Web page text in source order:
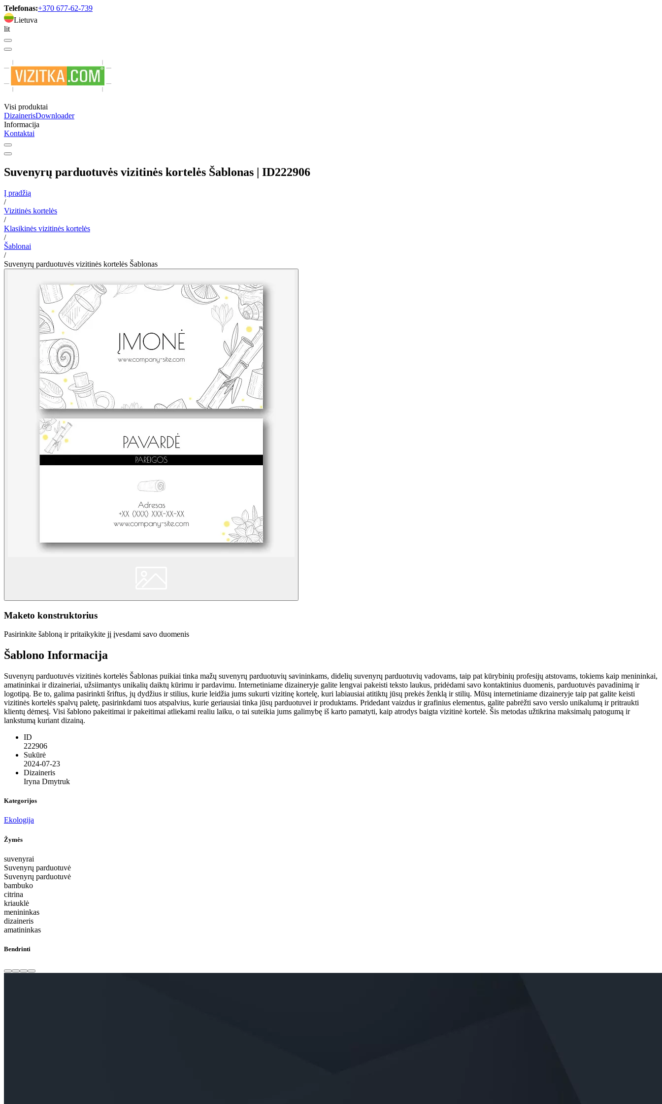
Telefonas:+370 677-62-739
Lietuva
lit
Visi produktai
DizainerisDownloader
Informacija
Kontaktai
Suvenyrų parduotuvės vizitinės kortelės Šablonas | ID222906
Į pradžią
/
Vizitinės kortelės
/
Klasikinės vizitinės kortelės
/
Šablonai
/
Suvenyrų parduotuvės vizitinės kortelės Šablonas
Maketo konstruktorius
Pasirinkite šabloną ir pritaikykite jį įvesdami savo duomenis
Šablono Informacija
Suvenyrų parduotuvės vizitinės kortelės Šablonas puikiai tinka mažų suvenyrų parduotuvių savininkams, didelių suvenyrų parduotuvių vadovams, taip pat kūrybinių profesijų atstovams, tokiems kaip menininkai,
amatininkai ir dizaineriai, užsiimantys unikalių daiktų kūrimu ir pardavimu. Internetiniame dizaineryje galite lengvai pakeisti teksto laukus, pridėdami savo kontaktinius duomenis, parduotuvės pavadinimą ir
logotipą. Be to, galima pasirinkti šriftus, jų dydžius ir stilius, kurie leidžia jums sukurti vizitinę kortelę, kuri labiausiai atitiktų jūsų prekės ženklą ir stilių. Mūsų internetiniame dizaineryje taip pat galite keisti
vizitinės kortelės spalvų paletę, pasirinkdami tuos atspalvius, kurie geriausiai tinka jūsų parduotuvei ir produktams. Pridedant vaizdus ir grafinius elementus, galite pabrėžti savo verslo unikalumą ir pritraukti
klientų dėmesį. Visi šablono pakeitimai ir pakeitimai atliekami realiu laiku, o tai suteikia jums galimybę iš karto pamatyti, kaip atrodys baigta vizitinė kortelė. Šis metodas užtikrina maksimalų patogumą ir
lankstumą kuriant dizainą.
ID
222906
Sukūrė
2024-07-23
Dizaineris
Iryna Dmytruk
Kategorijos
Ekologija
Žymės
suvenyrai
Suvenyrų parduotuvė
Suvenyrų parduotuvė
bambuko
citrina
kriauklė
menininkas
dizaineris
amatininkas
Bendrinti